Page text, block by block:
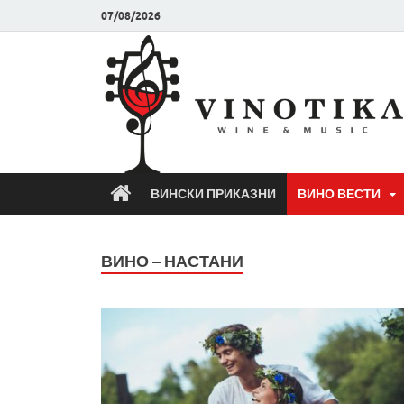
07/08/2026
ВИНСКИ ПРИКАЗНИ ВИНО ВЕСТИ
ВИНО – НАСТАНИ